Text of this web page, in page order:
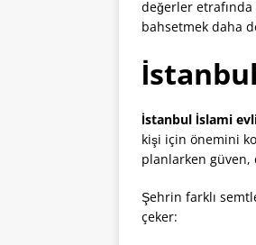
değerler etrafında
bahsetmek daha
İstanbul İslami
kişi için önemini
planlarken güven,
Şehrin farklı
çeker: